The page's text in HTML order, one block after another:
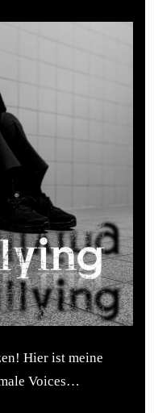
Hier ist meine
Voices…